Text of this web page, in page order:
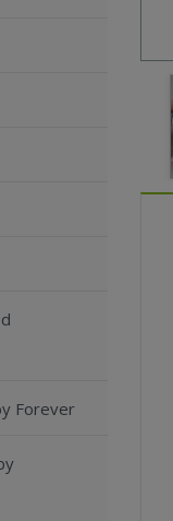
Forever